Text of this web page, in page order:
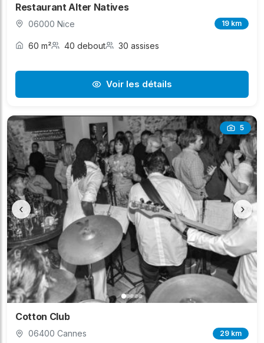
Restaurant Alter Natives
06000 Nice 19 km
60 m² 40 debout 30 assises
Voir les détails
5
‹ ›
Cotton Club
06400 Cannes 29 km